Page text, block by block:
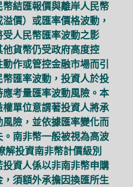
結匯報價與離岸人民幣
價）或匯率價格波動，
人民幣匯率波動之影
貨幣仍受政府高度控
作或管控金融市場而引
匯率波動，投資人於投
考量匯率波動風險。本
單位意謂著投資人將承
險，並依據匯率變化而
南非幣一般被視為高波
解投資南非幣計價級別
資人係以非南非幣申購
須額外承擔因換匯所生